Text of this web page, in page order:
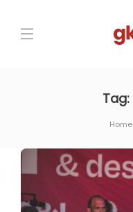
Tag:
Home